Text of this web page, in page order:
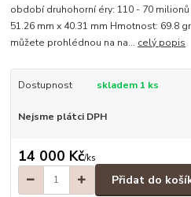
období druhohorní éry: 110 - 70
51.26 mm x 40.31 mm Hmotnost: 69.8
můžete prohlédnou na na... celý popis
Dostupnost skladem 1 ks
Nejsme plátci DPH
14 000 Kč/ks
Přidat do